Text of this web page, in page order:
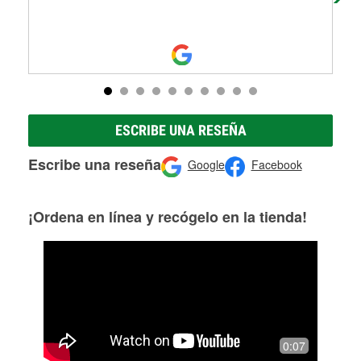
ESCRIBE UNA RESEÑA
Escribe una reseña Google Facebook
¡Ordena en línea y recógelo en la tienda!
0:07